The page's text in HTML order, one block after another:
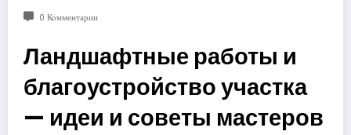
0 Комментарии
Ландшафтные работы и
благоустройство участка
— идеи и советы мастеров